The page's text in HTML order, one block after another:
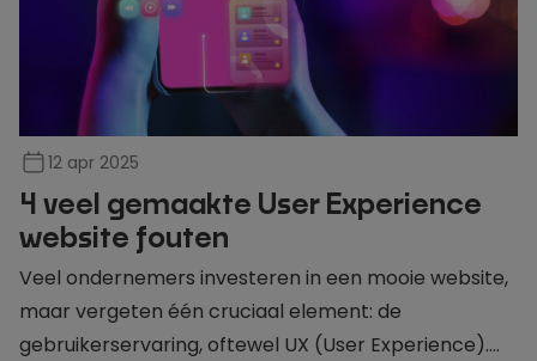
4 veel gemaakte User Experience
website fouten
12 apr 2025
Veel ondernemers investeren in een mooie website,
maar vergeten één cruciaal element: de
gebruikerservaring, oftewel UX (User Experience).